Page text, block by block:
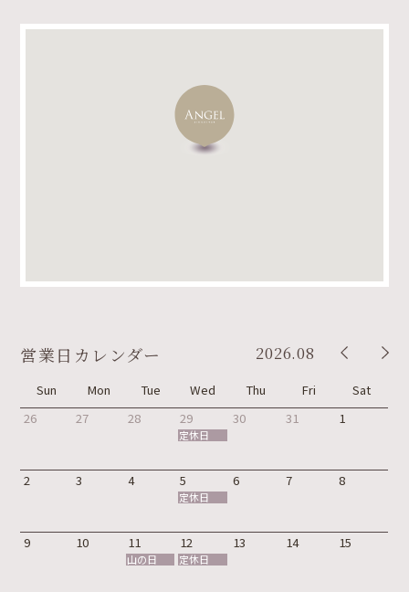
営業日カレンダー 2026.08
Sun Mon Tue Wed Thu Fri
Sat
26
27 28 29
定休日
30 31 1
2 3 4 5
定休日
6 7 8
9 10 11
山の日
12
定休日
13 14 15